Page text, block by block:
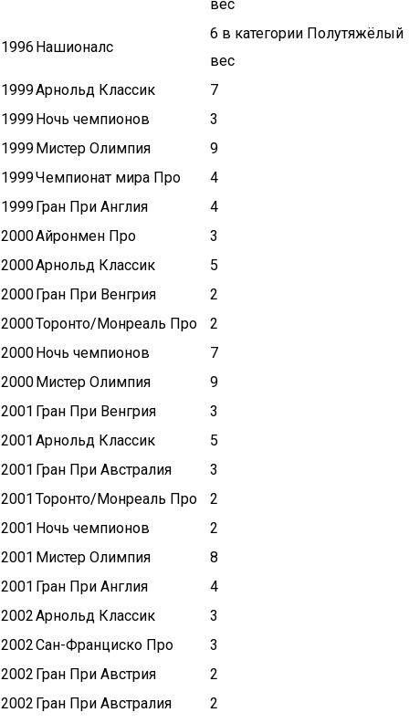
вес
1996 Нашионалс
6 в категории Полутяжёлый
вес
1999Арнольд Классик
7
1999Ночь чемпионов
3
1999Мистер Олимпия
9
1999Чемпионат мира Про
4
1999Гран При Англия
4
2000Айронмен Про
3
2000Арнольд Классик
5
2000Гран При Венгрия
2
2000Торонто/Монреаль Про
2
2000Ночь чемпионов
7
2000Мистер Олимпия
9
2001 Гран При Венгрия
3
2001 Арнольд Классик
5
2001 Гран При Австралия
3
2001 Торонто/Монреаль Про
2
2001 Ночь чемпионов
2
2001 Мистер Олимпия
8
2001 Гран При Англия
4
2002Арнольд Классик
3
2002Сан-Франциско Про
3
2002 Гран При Австрия
2
2002 Гран При Австралия 2